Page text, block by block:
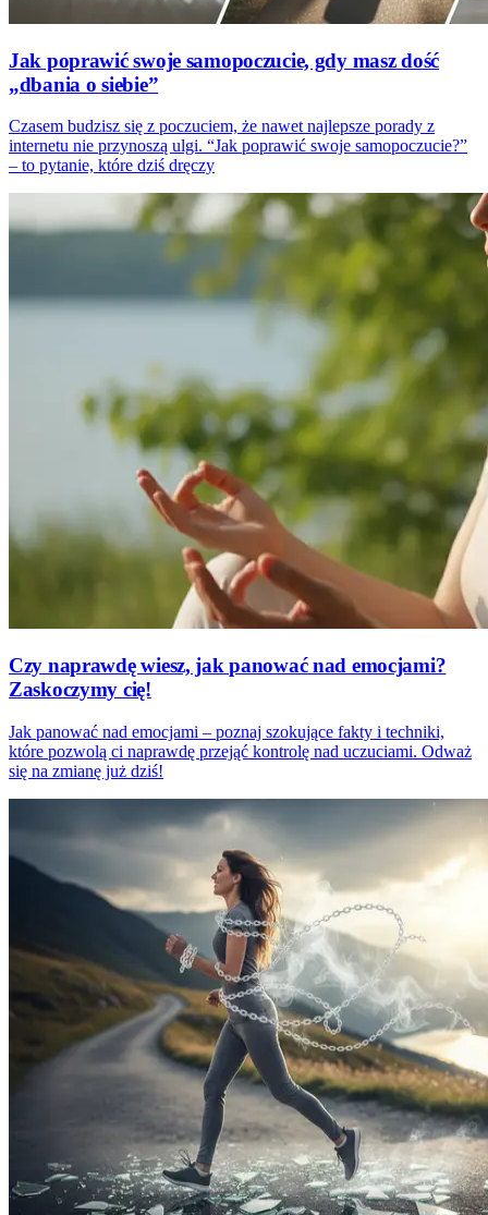
Jak poprawić swoje samopoczucie, gdy masz dość
„dbania o siebie”
Czasem budzisz się z poczuciem, że nawet najlepsze porady z
internetu nie przynoszą ulgi. “Jak poprawić swoje samopoczucie?”
– to pytanie, które dziś dręczy
Czy naprawdę wiesz, jak panować nad emocjami?
Zaskoczymy cię!
Jak panować nad emocjami – poznaj szokujące fakty i techniki,
które pozwolą ci naprawdę przejąć kontrolę nad uczuciami. Odważ
się na zmianę już dziś!